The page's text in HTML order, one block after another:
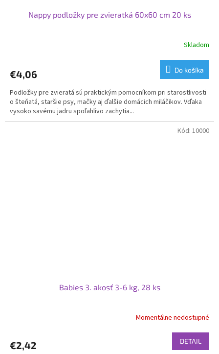
Nappy podložky pre zvieratká 60x60 cm 20 ks
je
z
5
hviezdičiek.
Skladom
€4,06 Do košíka
Podložky pre zvieratá sú praktickým pomocníkom pri starostlivosti
o šteňatá, staršie psy, mačky aj ďalšie domácich miláčikov. Vďaka
vysoko savému jadru spoľahlivo zachytia...
Babies 3. akosť 3-6 kg, 28 ks
Momentálne nedostupné
€2,42 DETAIL
Kód: 10000